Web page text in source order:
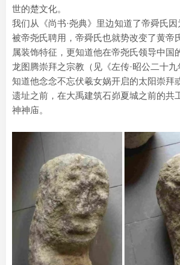
世的楚文化。
我们从《尚书·尧典》里边知道了帝舜氏
被帝尧氏聘用，帝舜氏也就势改变了黄帝
属装饰特征，更知道他在帝尧氏领导中国
龙图腾崇拜之宗教（见《左传·昭公二十九
知道他念念不忘伏羲女娲开启的太阳崇拜
遗址之前，在大禹建筑石峁夏城之前的共
神神庙。